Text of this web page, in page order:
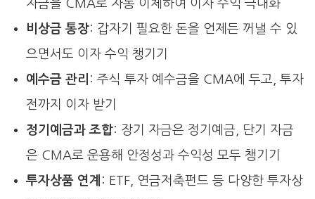
자금을 CMA로 자동 이체하여 이자 수익 극대화
비상금 통장: 갑자기 필요한 돈을 언제든 꺼낼 수 있
으면서도 이자 수익 챙기기
예수금 관리 : 주식 투자 예수금을 CMA에 두고, 투자
전까지 이자 받기
정기예금과 조합: 장기 자금은 정기예금, 단기 자금
은 CMA로 운용해 안정성과 수익성 모두 챙기기
투자상품 연계 : ETF, 연금저축펀드 등 다양한 투자상